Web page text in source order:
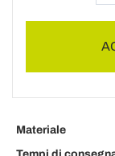
Materiale